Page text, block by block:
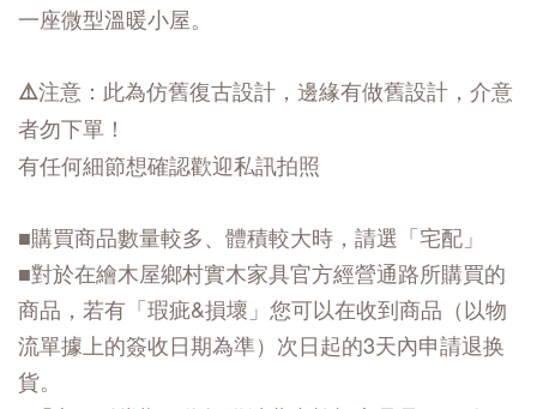
一座微型溫暖小屋。
⚠️注意：此為仿舊復古設計，邊緣有做舊設計，介意
者勿下單！
有任何細節想確認歡迎私訊拍照
■購買商品數量較多、體積較大時，請選「宅配」
■對於在繪木屋鄉村實木家具官方經營通路所購買的
商品，若有「瑕疵&損壞」您可以在收到商品（以物
流單據上的簽收日期為準）次日起的3天內申請退换
貨。